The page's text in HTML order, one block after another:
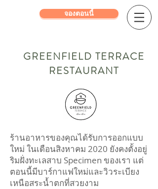
จองตอนนี้
GREENFIELD TERRACE
RESTAURANT
ร้านอาหารของคุณได้รับการออกแบบ
ใหม่ ในเดือนสิงหาคม 2020 ยังคงตั้งอยู่
ริมฝั่งทะเลสาบ Specimen ของเรา แต่
ตอนนี้มีบาร์กาแฟใหม่และวิวระเบียง
เหนือสระน้ำตกที่สวยงาม